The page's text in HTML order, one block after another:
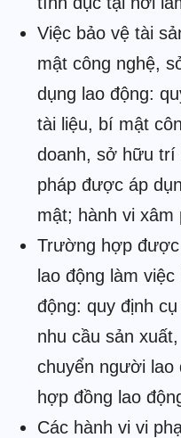
Việc bảo vệ tài
mật công nghệ,
dụng lao động:
tài liệu, bí mật
doanh, sở hữu trí
pháp được áp
mật; hành vi xâm
Trường hợp
lao động làm
động: quy định
nhu cầu sản
chuyển người lao
hợp đồng lao
Các hành vi vi